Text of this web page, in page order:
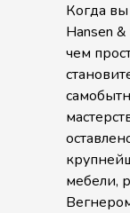
Когда
Hansen
чем
мебели,